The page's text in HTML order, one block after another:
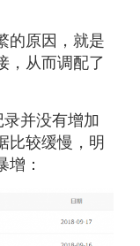
的原因，就是
，从而调配了
并没有增加
比较缓慢，明
：